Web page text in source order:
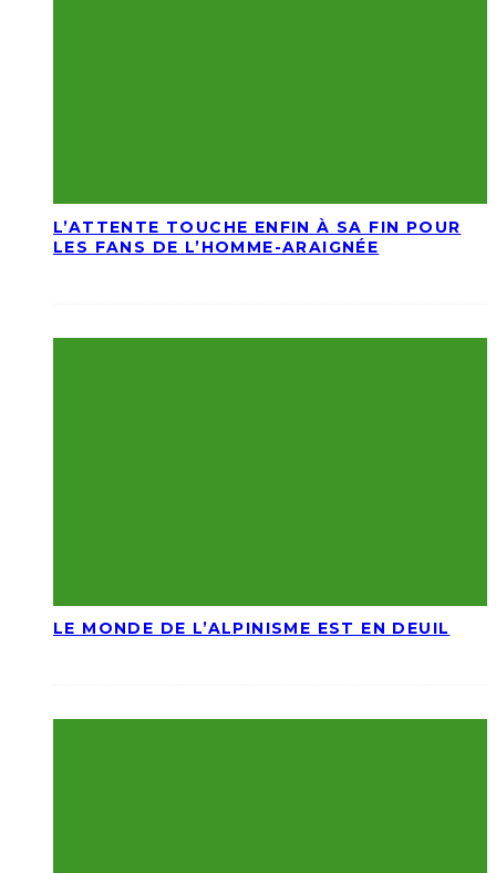
L’ATTENTE TOUCHE ENFIN À SA FIN POUR
LES FANS DE L’HOMME-ARAIGNÉE
LE MONDE DE L’ALPINISME EST EN DEUIL